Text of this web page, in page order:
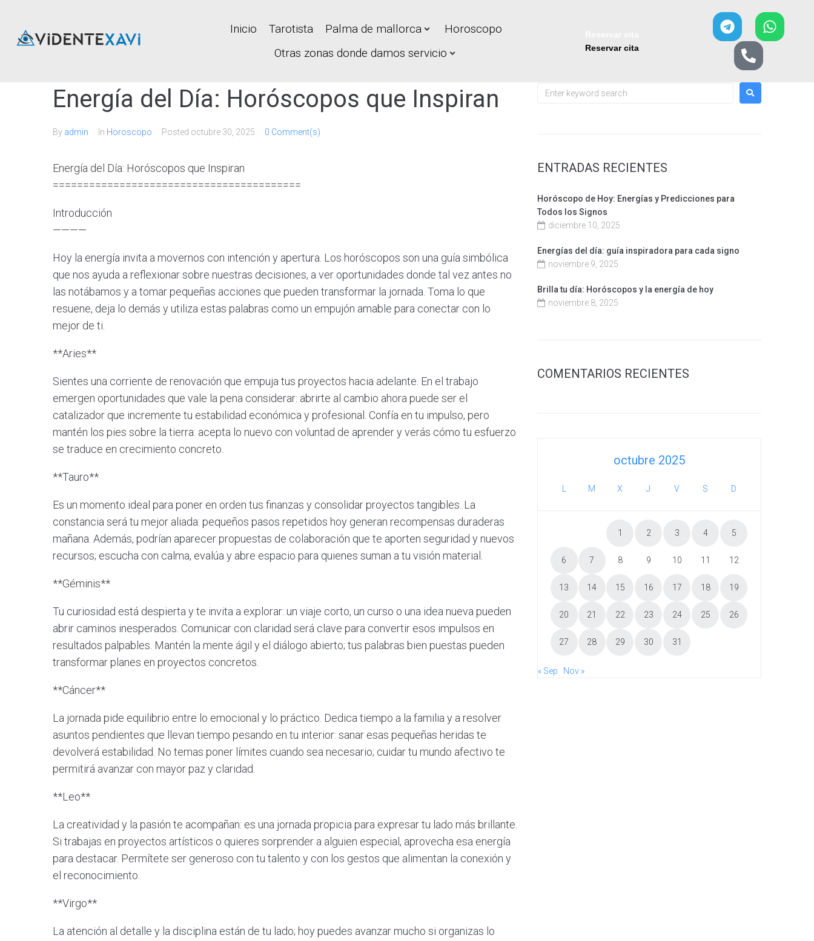
Inicio Tarotista Palma de mallorca
Horoscopo
Otras zonas donde damos servicio
Reservar cita
Energía del Día: Horóscopos que Inspiran
By admin In Horoscopo Posted octubre 30, 2025 0 Comment(s)
Energía del Día: Horóscopos que Inspiran
=========================================
Introducción
————
Hoy la energía invita a movernos con intención y apertura. Los horóscopos son una guía simbólica
que nos ayuda a reflexionar sobre nuestras decisiones, a ver oportunidades donde tal vez antes no
las notábamos y a tomar pequeñas acciones que pueden transformar la jornada. Toma lo que
resuene, deja lo demás y utiliza estas palabras como un empujón amable para conectar con lo
mejor de ti.
**Aries**
Sientes una corriente de renovación que empuja tus proyectos hacia adelante. En el trabajo
emergen oportunidades que vale la pena considerar: abrirte al cambio ahora puede ser el
catalizador que incremente tu estabilidad económica y profesional. Confía en tu impulso, pero
mantén los pies sobre la tierra: acepta lo nuevo con voluntad de aprender y verás cómo tu esfuerzo
se traduce en crecimiento concreto.
**Tauro**
Es un momento ideal para poner en orden tus finanzas y consolidar proyectos tangibles. La
constancia será tu mejor aliada: pequeños pasos repetidos hoy generan recompensas duraderas
mañana. Además, podrían aparecer propuestas de colaboración que te aporten seguridad y nuevos
recursos; escucha con calma, evalúa y abre espacio para quienes suman a tu visión material.
**Géminis**
Tu curiosidad está despierta y te invita a explorar: un viaje corto, un curso o una idea nueva pueden
abrir caminos inesperados. Comunicar con claridad será clave para convertir esos impulsos en
resultados palpables. Mantén la mente ágil y el diálogo abierto; tus palabras bien puestas pueden
transformar planes en proyectos concretos.
**Cáncer**
La jornada pide equilibrio entre lo emocional y lo práctico. Dedica tiempo a la familia y a resolver
asuntos pendientes que llevan tiempo pesando en tu interior: sanar esas pequeñas heridas te
devolverá estabilidad. No temas poner límites cuando sea necesario; cuidar tu mundo afectivo te
permitirá avanzar con mayor paz y claridad.
**Leo**
La creatividad y la pasión te acompañan: es una jornada propicia para expresar tu lado más brillante.
Si trabajas en proyectos artísticos o quieres sorprender a alguien especial, aprovecha esa energía
para destacar. Permítete ser generoso con tu talento y con los gestos que alimentan la conexión y
el reconocimiento.
**Virgo**
La atención al detalle y la disciplina están de tu lado; hoy puedes avanzar mucho si organizas lo
ENTRADAS RECIENTES
Horóscopo de Hoy: Energías y Predicciones para
Todos los Signos
diciembre 10, 2025
Energías del día: guía inspiradora para cada signo
noviembre 9, 2025
Brilla tu día: Horóscopos y la energía de hoy
noviembre 8, 2025
COMENTARIOS RECIENTES
octubre 2025
M X J V S D
1 2 3 4 5
6 7 8 9 10 11 12
13 14 15 16 17 18 19
20 21 22 23 24 25 26
27 28 29 30 31
« Sep Nov »